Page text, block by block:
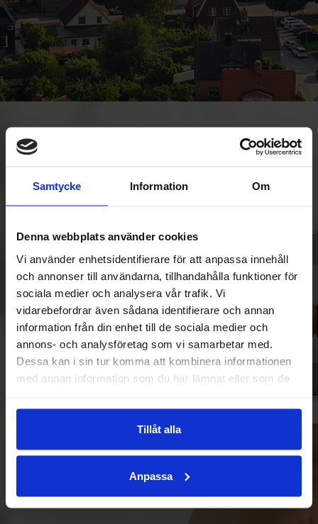
Samtycke Information Om
Denna webbplats använder cookies
Vi använder enhetsidentifierare för att anpassa innehåll
och annonser till användarna, tillhandahålla funktioner för
sociala medier och analysera vår trafik. Vi
vidarebefordrar även sådana identifierare och annan
information från din enhet till de sociala medier och
annons- och analysföretag som vi samarbetar med.
Dessa kan i sin tur komma att kombinera informationen
med annan information som du har lämnat eller som de
Tillåt alla
Anpassa